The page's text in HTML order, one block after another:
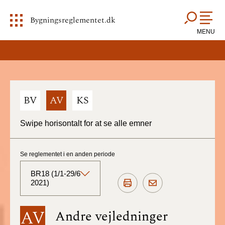
Bygningsreglementet.dk
MENU
BV AV KS
Swipe horisontalt for at se alle emner
AV Andre vejledninger
Se reglementet i en anden periode
BR18 (1/1-29/6
2021)
BR18 (Aktuelt)